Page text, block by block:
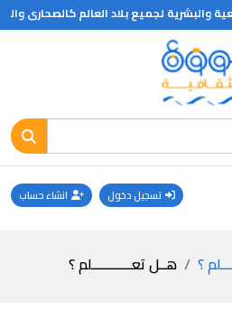
لجميع بلاد العالم كالصحارى
تسجيل دخول انشاء حساب
؟ هــل تعـــــــــــلم ؟